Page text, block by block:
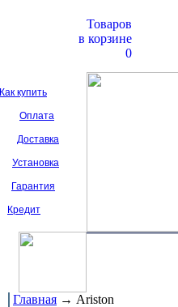
Товаров
в корзине
0
Как купить
Оплата
Доставка
Установка
Гарантия
Кредит
Главная → Ariston